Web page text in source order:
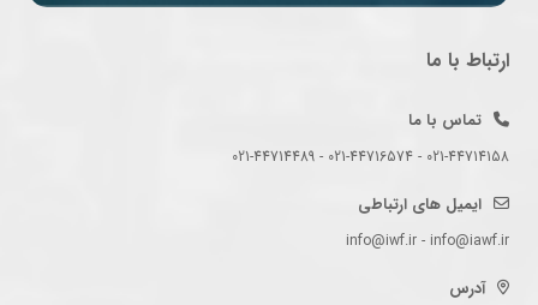
ارتباط با ما
تماس با ما
021-44714158 - 021-44716574 - 021-44714489
ایمیل های ارتباطی
info@iwf.ir - info@iawf.ir
آدرس